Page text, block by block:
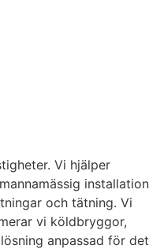
Vi hjälper
installation
och tätning. Vi
vi köldbryggor,
anpassad för det